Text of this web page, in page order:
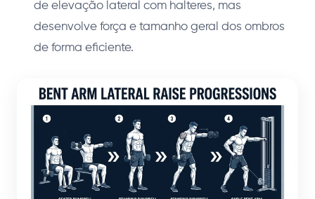
de elevação lateral com halteres, mas
desenvolve força e tamanho geral dos ombros
de forma eficiente.